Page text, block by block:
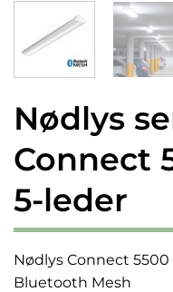
Nødlys
Connect
5-leder
Nødlys Connect
Bluetooth Mesh